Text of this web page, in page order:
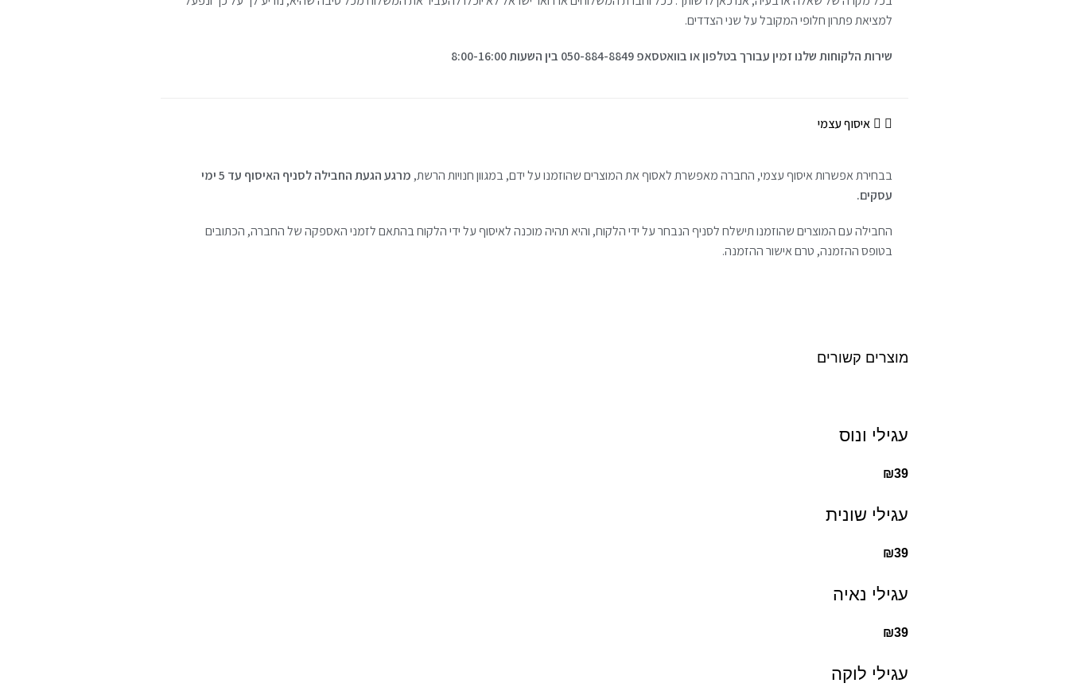
למציאת פתרון חלופי המקובל על שני הצדדים.
שירות הלקוחות שלנו זמין עבורך בטלפון או בוואטסאפ 050-884-8849 בין השעות 8:00-16:00
איסוף עצמי
בבחירת אפשרות איסוף עצמי, החברה מאפשרת לאסוף את המוצרים שהוזמנו על ידם, במגוון חנויות הרשת,
מרגע הגעת החבילה לסניף האיסוף עד 5 ימי
עסקים.
החבילה עם המוצרים שהוזמנו תישלח לסניף הנבחר על ידי הלקוח, והיא תהיה מוכנה לאיסוף על ידי הלקוח בהתאם לזמני האספקה של החברה, הכתובים
בטופס ההזמנה, טרם אישור ההזמנה.
מוצרים קשורים
עגילי ונוס
₪39
עגילי שונית
₪39
עגילי נאיה
₪39
עגילי לוקה